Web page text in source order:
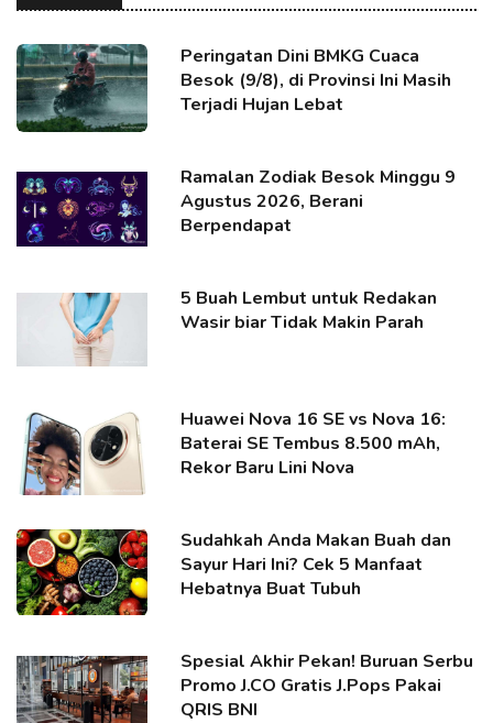
Peringatan Dini BMKG Cuaca
Besok (9/8), di Provinsi Ini Masih
Terjadi Hujan Lebat
Ramalan Zodiak Besok Minggu 9
Agustus 2026, Berani
Berpendapat
5 Buah Lembut untuk Redakan
Wasir biar Tidak Makin Parah
Huawei Nova 16 SE vs Nova 16:
Baterai SE Tembus 8.500 mAh,
Rekor Baru Lini Nova
Sudahkah Anda Makan Buah dan
Sayur Hari Ini? Cek 5 Manfaat
Hebatnya Buat Tubuh
Spesial Akhir Pekan! Buruan Serbu
Promo J.CO Gratis J.Pops Pakai
QRIS BNI